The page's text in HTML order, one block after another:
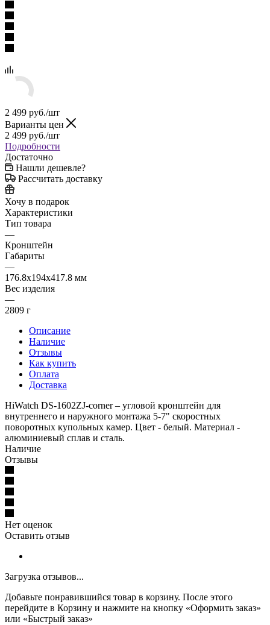
2 499 руб./шт
Варианты цен
2 499 руб./шт
Подробности
Достаточно
Нашли дешевле?
Рассчитать доставку
Хочу в подарок
Характеристики
Тип товара
—
Кронштейн
Габариты
—
176.8x194x417.8 мм
Вес изделия
—
2809 г
Описание
Наличие
Отзывы
Как купить
Оплата
Доставка
HiWatch DS-1602ZJ-corner – угловой кронштейн для
внутреннего и наружного монтажа 5-7" скоростных
поворотных купольных камер. Цвет - белый. Материал -
алюминиевый сплав и сталь.
Наличие
Отзывы
Нет оценок
Оставить отзыв
Загрузка отзывов...
Добавьте понравившийся товар в корзину. После этого
перейдите в Корзину и нажмите на кнопку «Оформить заказ»
или «Быстрый заказ»